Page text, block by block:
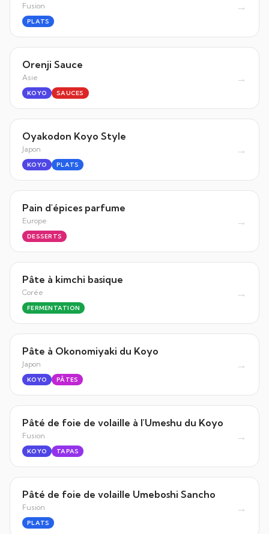
Fusion
PLATS
→
Orenji Sauce
Asie
KOYO SAUCES
→
Oyakodon Koyo Style
Japon
KOYO PLATS
→
Pain d'épices parfume
Europe
DESSERTS
→
Pâte à kimchi basique
Corée
FERMENTATION
→
Pâte à Okonomiyaki du Koyo
Japon
KOYO PÂTES
→
Pâté de foie de volaille à l'Umeshu du Koyo
Fusion
KOYO TAPAS
→
Pâté de foie de volaille Umeboshi Sancho
Fusion
PLATS
→